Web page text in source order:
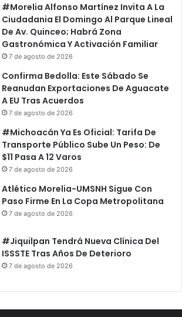
#Morelia Alfonso Martínez Invita A La
Ciudadania El Domingo Al Parque Lineal
De Av. Quinceo; Habrá Zona
Gastronómica Y Activación Familiar
7 de agosto de 2026
Confirma Bedolla: Este Sábado Se
Reanudan Exportaciones De Aguacate
A EU Tras Acuerdos
7 de agosto de 2026
#Michoacán Ya Es Oficial: Tarifa De
Transporte Público Sube Un Peso: De
$11 Pasa A 12 Varos
7 de agosto de 2026
Atlético Morelia-UMSNH Sigue Con
Paso Firme En La Copa Metropolitana
7 de agosto de 2026
#Jiquilpan Tendrá Nueva Clínica Del
ISSSTE Tras Años De Deterioro
7 de agosto de 2026